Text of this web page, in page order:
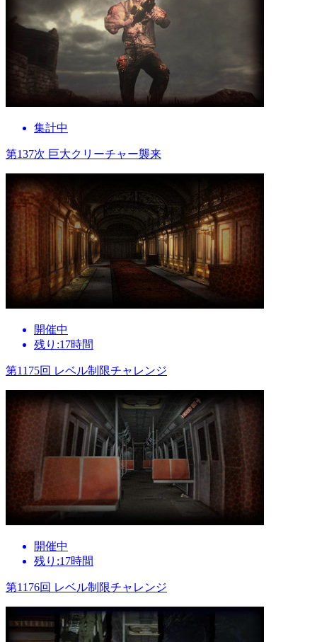
集計中
第137次 巨大クリーチャー襲来
開催中
残り:17時間
第1175回 レベル制限チャレンジ
開催中
残り:17時間
第1176回 レベル制限チャレンジ